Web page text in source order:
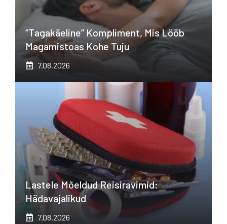
“Tagakäeline” Kompliment, Mis Lööb
Magamistoas Kohe Tuju
7.08.2026
Lastele Mõeldud Reisiravimid:
Hädavajalikud
7.08.2026